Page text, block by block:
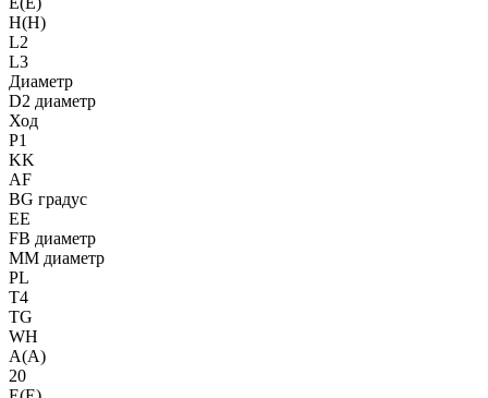
H(H)
L2
L3
Диаметр
D2 диаметр
Ход
P1
KK
AF
BG градус
EE
FB диаметр
MM диаметр
PL
T4
TG
WH
A(A)
20